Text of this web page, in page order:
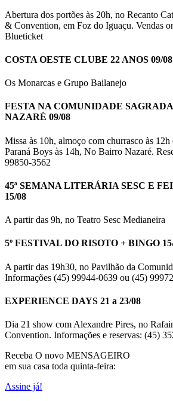
Abertura dos portões às 20h, no Recanto
& Convention, em Foz do Iguaçu. Vendas
Blueticket
COSTA OESTE CLUBE 22 ANOS 09/08
Os Monarcas e Grupo Bailanejo
FESTA NA COMUNIDADE
NAZARÉ 09/08
Missa às 10h, almoço com churrasco às
Paraná Boys às 14h, No Bairro Nazaré.
99850-3562
45ª SEMANA LITERÁRIA SESC E
15/08
A partir das 9h, no Teatro Sesc Medianeira
5º FESTIVAL DO RISOTO + BINGO
A partir das 19h30, no Pavilhão da
Informações (45) 99944-0639 ou (45)
EXPERIENCE DAYS 21 a 23/08
Dia 21 show com Alexandre Pires, no
Convention. Informações e reservas: (45)
Receba O novo MENSAGEIRO
em sua casa toda quinta-feira:
Assine já!